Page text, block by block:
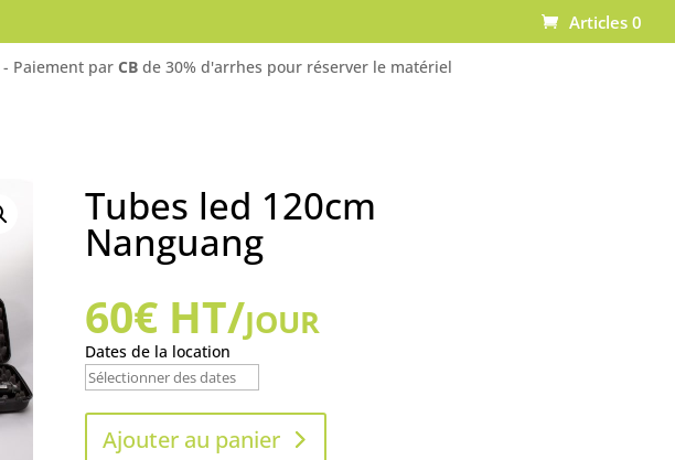
Articles 0
- Paiement par CB de 30% d'arrhes pour réserver le matériel
Tubes led 120cm
Nanguang
60€ HT/jour
Dates de la location
Ajouter au panier